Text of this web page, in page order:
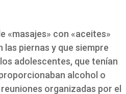
«masajes» con «aceites»
piernas y que siempre
adolescentes, que tenían
alcohol o
organizadas por el